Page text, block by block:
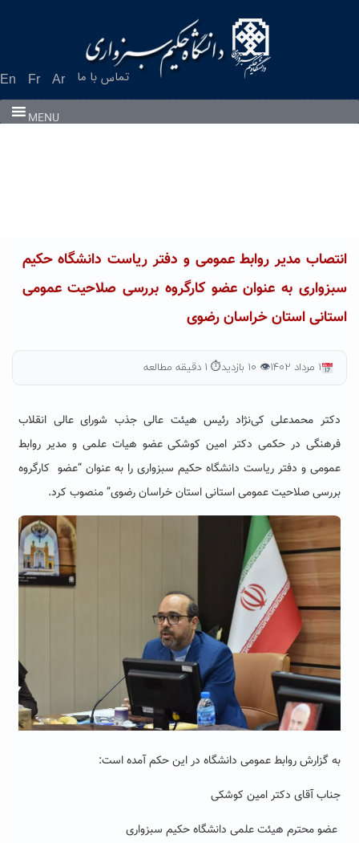
En Fr Ar تماس با ما
MENU
انتصاب مدیر روابط عمومی و دفتر ریاست دانشگاه حکیم
سبزواری به عنوان عضو کارگروه بررسی صلاحیت عمومی
استانی استان خراسان رضوی
۱ مرداد ۱۴۰۲ 👁 ۱۰ بازدید ⏱ ۱ دقیقه مطالعه
دکتر محمدعلی کی‌نژاد رئیس هیئت عالی جذب شورای عالی انقلاب
فرهنگی در حکمی دکتر امین کوشکی عضو هیات علمی و مدیر روابط
عمومی و دفتر ریاست دانشگاه حکیم سبزواری را به عنوان “عضو کارگروه
بررسی صلاحیت عمومی استانی استان خراسان رضوی” منصوب کرد.
به گزارش روابط عمومی دانشگاه در این حکم آمده است:
جناب آقای دکتر امین کوشکی
عضو محترم هیئت علمی دانشگاه حکیم سبزواری